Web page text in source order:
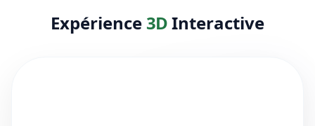
Expérience 3DInteractive